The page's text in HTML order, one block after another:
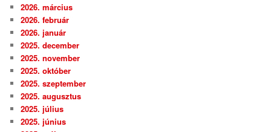
2026. március
2026. február
2026. január
2025. december
2025. november
2025. október
2025. szeptember
2025. augusztus
2025. július
2025. június